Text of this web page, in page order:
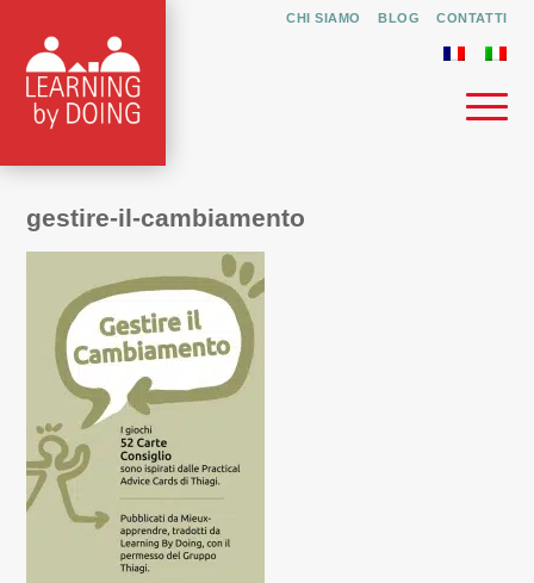
CHI SIAMO BLOG CONTATTI
gestire-il-cambiamento